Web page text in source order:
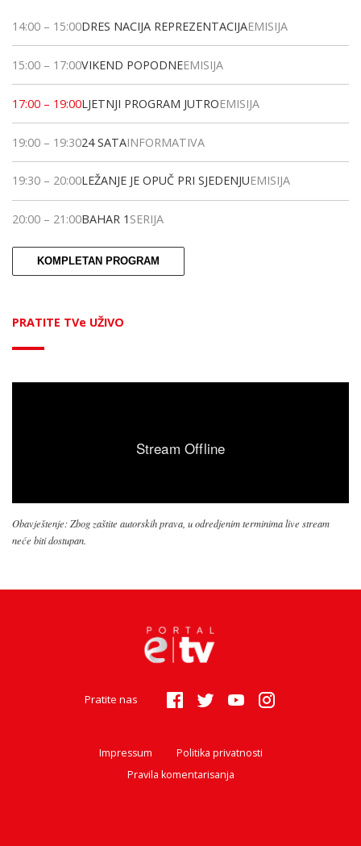
14:00 – 15:00DRES NACIJA REPREZENTACIJAEMISIJA
15:00 – 17:00VIKEND POPODNEEMISIJA
17:00 – 19:00LJETNJI PROGRAM JUTROEMISIJA
19:00 – 19:3024 SATAINFORMATIVA
19:30 – 20:00LEŽANJE JE OPUČ PRI SJEDENJUEMISIJA
20:00 – 21:00BAHAR 1 SERIJA
KOMPLETAN PROGRAM
PRATITE TVe UŽIVO
Obavještenje: Zbog zaštite autorskih prava, u odredjenim terminima live stream
neće biti dostupan.
Pratite nas
Impressum
Politika privatnosti
Pravila komentarisanja